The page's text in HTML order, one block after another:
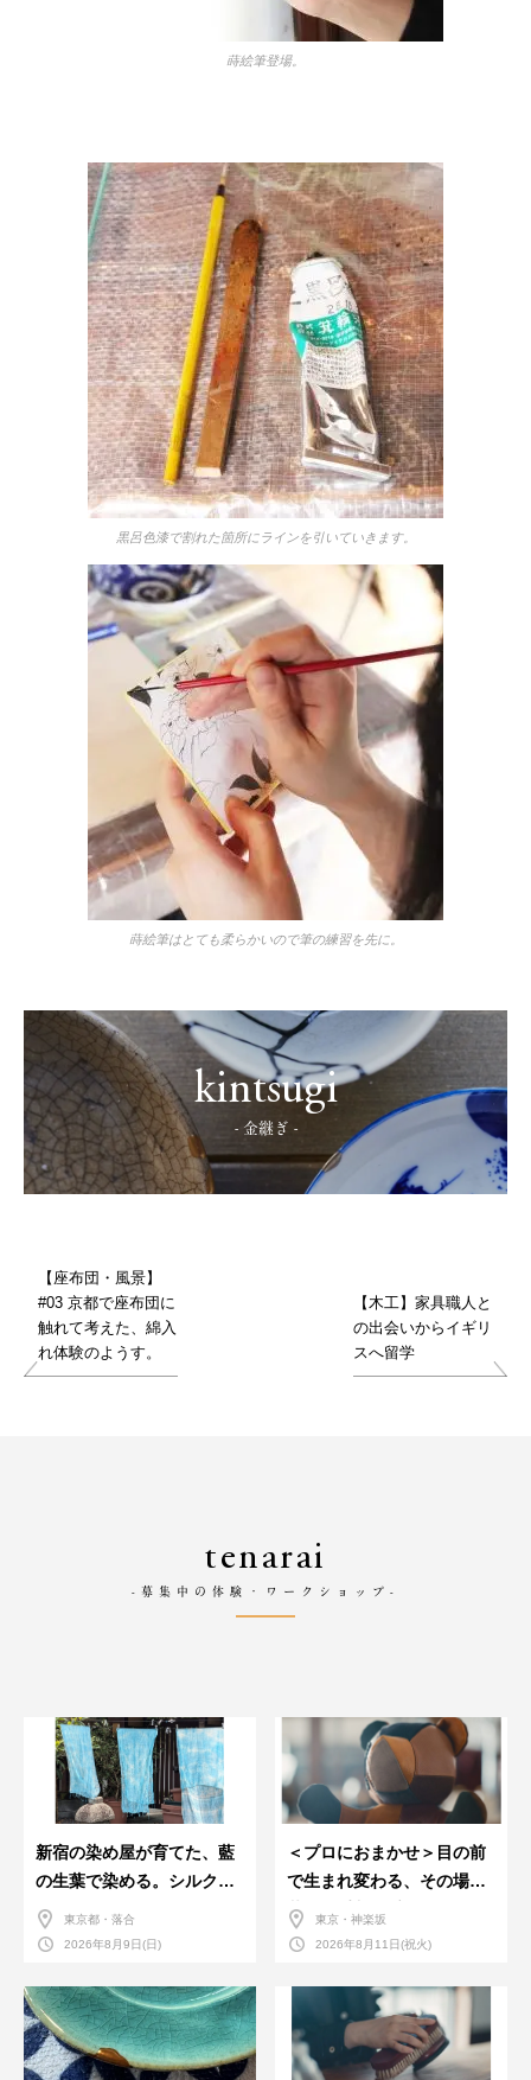
蒔絵筆登場。
黒呂色漆で割れた箇所にラインを引いていきます。
蒔絵筆はとても柔らかいので筆の練習を先に。
kintsugi
- 金継ぎ -
【座布団・風景】
#03 京都で座布団に
触れて考えた、綿入
れ体験のようす。
【木工】家具職人と
の出会いからイギリ
スへ留学
tenarai
-募集中の体験・ワークショップ-
新宿の染め屋が育てた、藍
の生葉で染める。シルクの
ストール
東京都・落合
2026年8月9日(日)
＜プロにおまかせ＞目の前
で生まれ変わる、その場で
革のお手入れ受付会。
東京・神楽坂
2026年8月11日(祝火)